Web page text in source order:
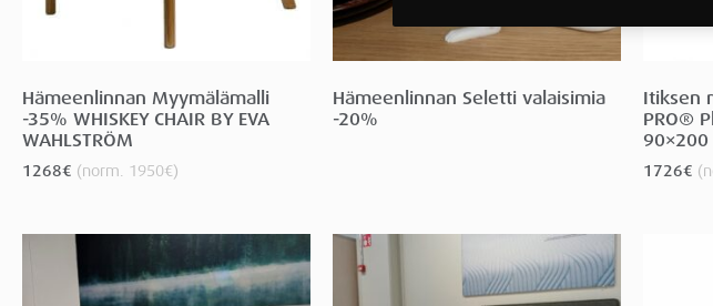
Hämeenlinnan Myymälämalli
-35% WHISKEY CHAIR BY EVA
WAHLSTRÖM
1268€ (norm. 1950€)
Hämeenlinnan Seletti valaisimia
-20%
Itiksen
PRO®
90×200
1726€